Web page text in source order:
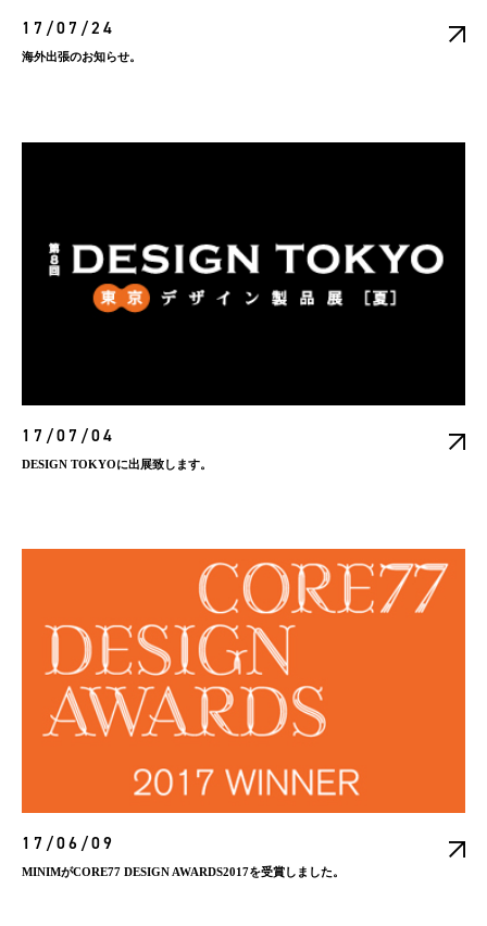
17/07/24
海外出張のお知らせ。
17/07/04
DESIGN TOKYOに出展致します。
17/06/09
MINIMがCORE77 DESIGN AWARDS2017を受賞しました。